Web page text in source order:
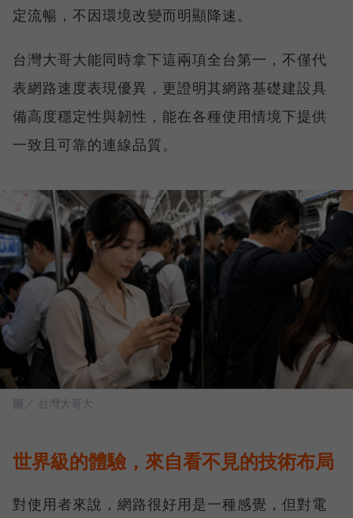
定流暢，不因環境改變而明顯降速。
台灣大哥大能同時拿下這兩項全台第一，不僅代
表網路速度表現優異，更證明其網路基礎建設具
備高度穩定性與韌性，能在各種使用情境下提供
一致且可靠的連線品質。
圖／ 台灣大哥大
世界級的體驗，來自看不見的技術布局
對使用者來說，網路很好用是一種感覺，但對電